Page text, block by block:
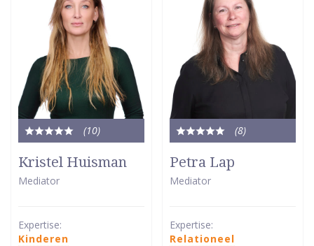
(10)
Totale
waardering:
5
van
Kristel Huisman
Mediator
Expertise:
Kinderen
(8)
Totale
5
van
Petra Lap
Mediator
Expertise:
Relationeel